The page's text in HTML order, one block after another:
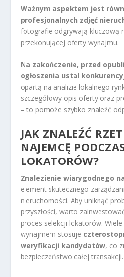
Ważnym aspektem jest
profesjonalnych zdjęć
fotografie odgrywają kluczową
przekonującej oferty wynajmu.
Na zakończenie, przed
ogłoszenia ustal
opartą na analizie lokalnego
szczegółowy opis oferty oraz
– to pomoże szybko znaleźć
JAK ZNALEŹĆ
NAJEMCĘ
LOKATORÓW?
Znalezienie wiarygodnego
element skutecznego
nieruchomości. Aby uniknąć
przyszłości, warto
proces selekcji lokatorów.
wynajmem stosuje
weryfikacji kandydatów, co
bezpieczeństwo całej transakcji.